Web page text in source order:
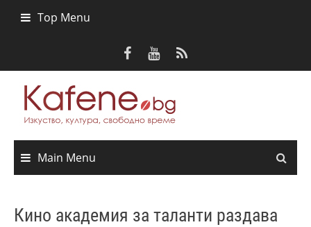
Top Menu
Main Menu
Кино академия за таланти раздава